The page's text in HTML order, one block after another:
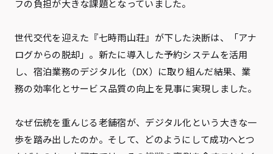
フの負担が大きな課題となっていました。
世代交代を迎えた『七時雨山荘』が下した決断は、「アナ
ログからの脱却」。新たに導入した予約システムを活用
し、宿泊業務のデジタル化（DX）に取り組んだ結果、業
務の効率化とサービス品質の向上を見事に実現しました。
なぜ伝統を重んじる老舗宿が、デジタル化という大きな一
歩を踏み出したのか。そして、どのようにして成功へとつ